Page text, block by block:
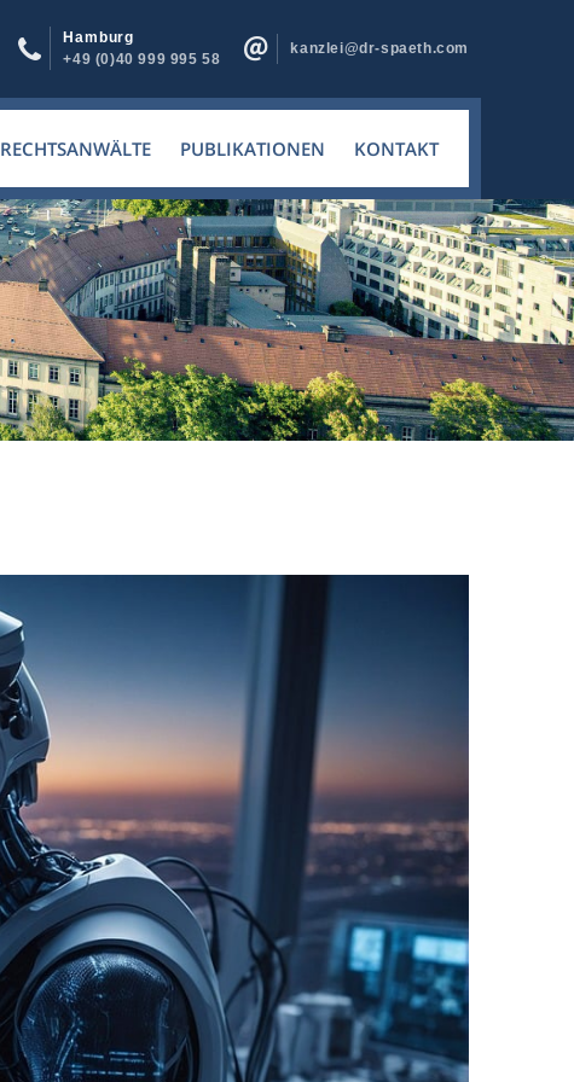
Hamburg
+49 (0)40 999 995 58
kanzlei@dr-spaeth.com
RECHTSANWÄLTE PUBLIKATIONEN KONTAKT